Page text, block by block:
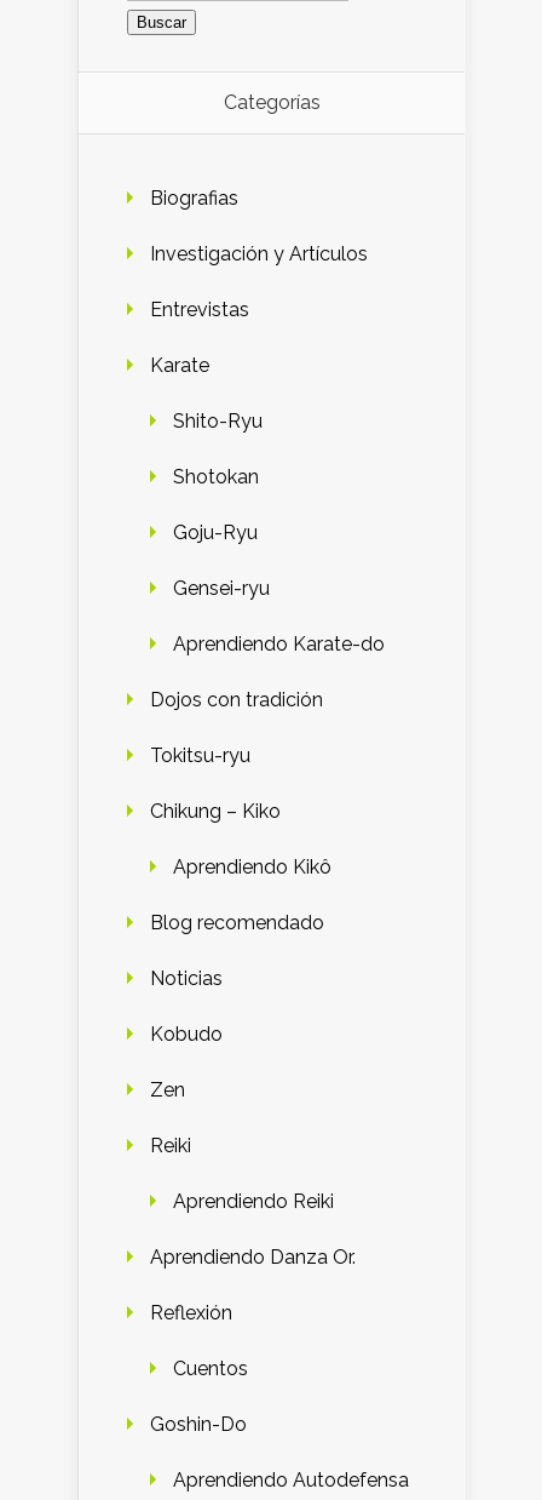
Categorías
Biografias
Investigación y Artículos
Entrevistas
Karate
Shito-Ryu
Shotokan
Goju-Ryu
Gensei-ryu
Aprendiendo Karate-do
Dojos con tradición
Tokitsu-ryu
Chikung – Kiko
Aprendiendo Kikô
Blog recomendado
Noticias
Kobudo
Zen
Reiki
Aprendiendo Reiki
Aprendiendo Danza Or.
Reflexión
Cuentos
Goshin-Do
Aprendiendo Autodefensa